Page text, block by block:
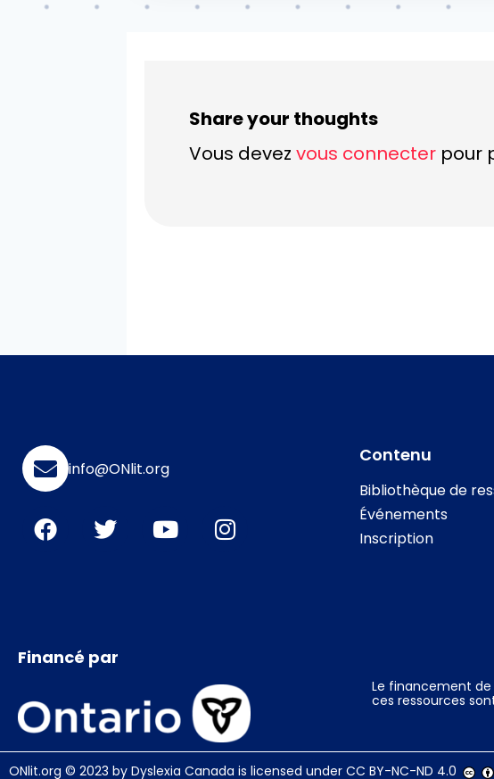
Share your thoughts
Vous devez vous connecter pour
info@ONlit.org
Contenu
Bibliothèque de
Événements
Inscription
Financé par
Le financement de
ces ressources
ONlit.org © 2023 by Dyslexia Canada is licensed under CC BY-NC-ND 4.0